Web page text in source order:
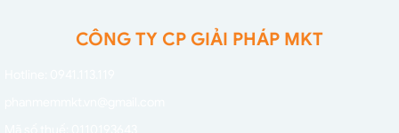
CÔNG TY CP GIẢI PHÁP MKT